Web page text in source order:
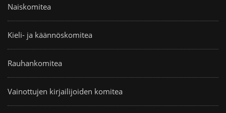
Naiskomitea
Kieli- ja käännöskomitea
Rauhankomitea
Vainottujen kirjailijoiden komitea